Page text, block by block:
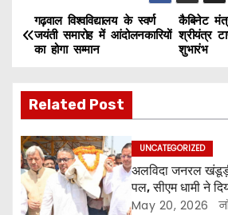
P
s
t
n
a
कैबिनेट
श्रीयंत्र
शुभारंभ
गढ़वाल विश्वविद्यालय के स्वर्ण
जयंती समारोह में आंदोलनकारियों
का होगा सम्मान
Related Post
UNCATEGORIZED
अलविदा जनरल
पल, सीएम धामी ने
पुष्पचक्र किया अर्पित
May 20, 2026